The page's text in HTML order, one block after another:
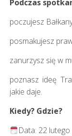
Podczas
poczujesz
posmakujesz
zanurzysz się w
poznasz ideę
jakie daje.
Kiedy? Gdzie?
Data: 22